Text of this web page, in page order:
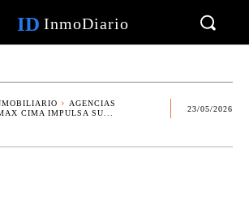
ID InmoDiario
AGENCIAS
CIMA IMPULSA SU...
23/05/2026